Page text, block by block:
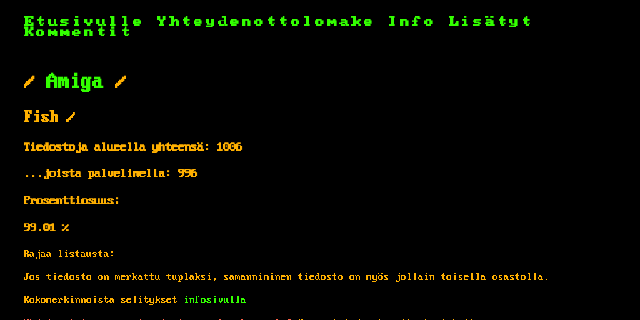
Etusivulle Yhteydenottolomake Info
Lisätyt
Kommentit
/ Amiga /
Fish /
Tiedostoja alueella yhteensä: 1006
...joista palvelimella: 996
Prosenttiosuus:
99.01 %
Rajaa listausta:
Jos tiedosto on merkattu tuplaksi, samanniminen tiedosto on myös jollain toisella osastolla.
Kokomerkinnöistä selitykset
infosivulla